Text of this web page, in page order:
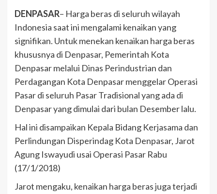
DENPASAR– Harga beras di seluruh wilayah
Indonesia saat ini mengalami kenaikan yang
signifikan. Untuk menekan kenaikan harga beras
khususnya di Denpasar, Pemerintah Kota
Denpasar melalui Dinas Perindustrian dan
Perdagangan Kota Denpasar menggelar Operasi
Pasar di seluruh Pasar Tradisional yang ada di
Denpasar yang dimulai dari bulan Desember lalu.
Hal ini disampaikan Kepala Bidang Kerjasama dan
Perlindungan Disperindag Kota Denpasar, Jarot
Agung Iswayudi usai Operasi Pasar Rabu
(17/1/2018)
Jarot mengaku, kenaikan harga beras juga terjadi